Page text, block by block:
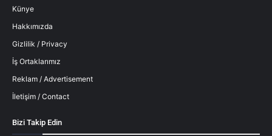
Künye
Hakkımızda
Gizlilik / Privacy
İş Ortaklarımız
Reklam / Advertisement
İletişim / Contact
Bizi Takip Edin